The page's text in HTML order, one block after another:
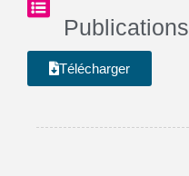
Publications
Télécharger